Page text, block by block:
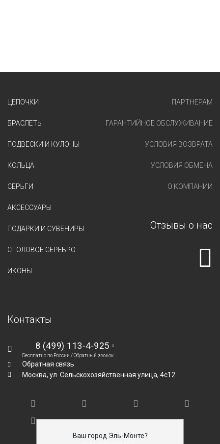
Ваш город Эль-Монте?
ЦЕПОЧКИ
БРАСЛЕТЫ
ПОДВЕСКИ И КУЛОНЫ
КОЛЬЦА
СЕРЬГИ
АКСЕССУАРЫ
ПОДАРКИ И СУВЕНИРЫ
СТОЛОВОЕ СЕРЕБРО
ИКОНЫ
ПАРТНЕРАМ
ГАРАНТИЙНОЕ ОБСЛУЖИВАНИЕ
УСЛОВИЯ ВОЗВРАТА
УСЛОВИЯ ОБМЕНА
О КОМПАНИИ
Отзывы о нас
Контакты
8 (499) 113-4-925
Бесплатно по России /Обратный звонок
Обратная связь
Москва, ул. Сельскохозяйственная улица, 4с12